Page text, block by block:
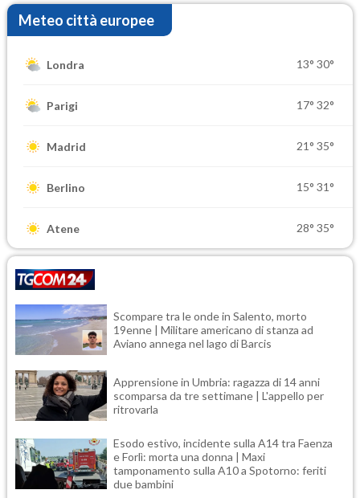
Meteo città europee
Londra 13° 30°
Parigi 17° 32°
Madrid 21° 35°
Berlino 15° 31°
Atene 28° 35°
Scompare tra le onde in Salento, morto
19enne | Militare americano di stanza ad
Aviano annega nel lago di Barcis
Apprensione in Umbria: ragazza di 14 anni
scomparsa da tre settimane | L'appello per
ritrovarla
Esodo estivo, incidente sulla A14 tra Faenza
e Forlì: morta una donna | Maxi
tamponamento sulla A10 a Spotorno: feriti
due bambini